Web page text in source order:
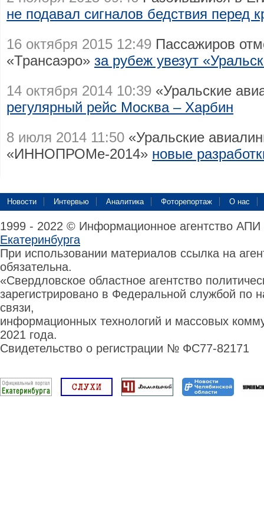
не подавал сигналов бедствия перед
16 октября 2015 12:49 Пассажиров
«Трансаэро» за рубеж увезут
14 октября 2014 10:39 «Уральские
регулярный рейс Москва – Харбин
8 июля 2014 11:50 «Уральские
«ИННОПРОМе-2014» новые
Новости Интервью Аналитика Фоторепортаж О нас
1999 - 2022 © Информационное агентство
Екатеринбурга
При использовании материалов ссылка на
обязательна.
«Свердловское областное агентство
зарегистрировано в Федеральной службой по
связи,
информационных технологий и массовых
2021 года.
Свидетельство о регистрации № ФС77-82171